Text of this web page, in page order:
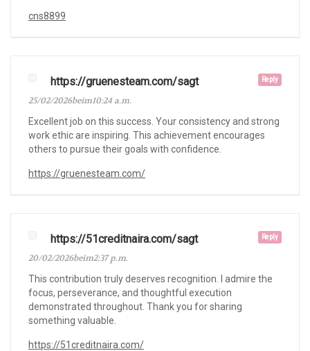
cns8899
Reply
https://gruenesteam.com/sagt
25/02/2026beim10:24 a.m.
Excellent job on this success. Your consistency and strong
work ethic are inspiring. This achievement encourages
others to pursue their goals with confidence.
https://gruenesteam.com/
Reply
https://51creditnaira.com/sagt
20/02/2026beim2:37 p.m.
This contribution truly deserves recognition. I admire the
focus, perseverance, and thoughtful execution
demonstrated throughout. Thank you for sharing
something valuable.
https://51creditnaira.com/